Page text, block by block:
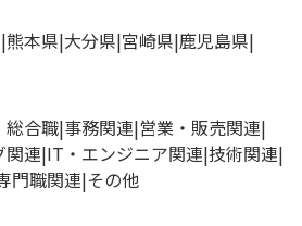
熊本県 大分県 宮崎県 鹿児島県
総合職 事務関連 営業・販売関連
関連 IT・エンジニア関連 技術関連
門職関連 その他